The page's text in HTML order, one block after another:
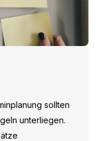
sollten
unterliegen.